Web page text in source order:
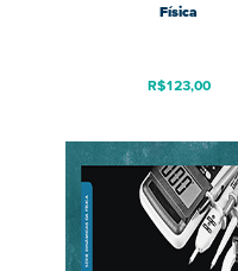
Física
R$123,00